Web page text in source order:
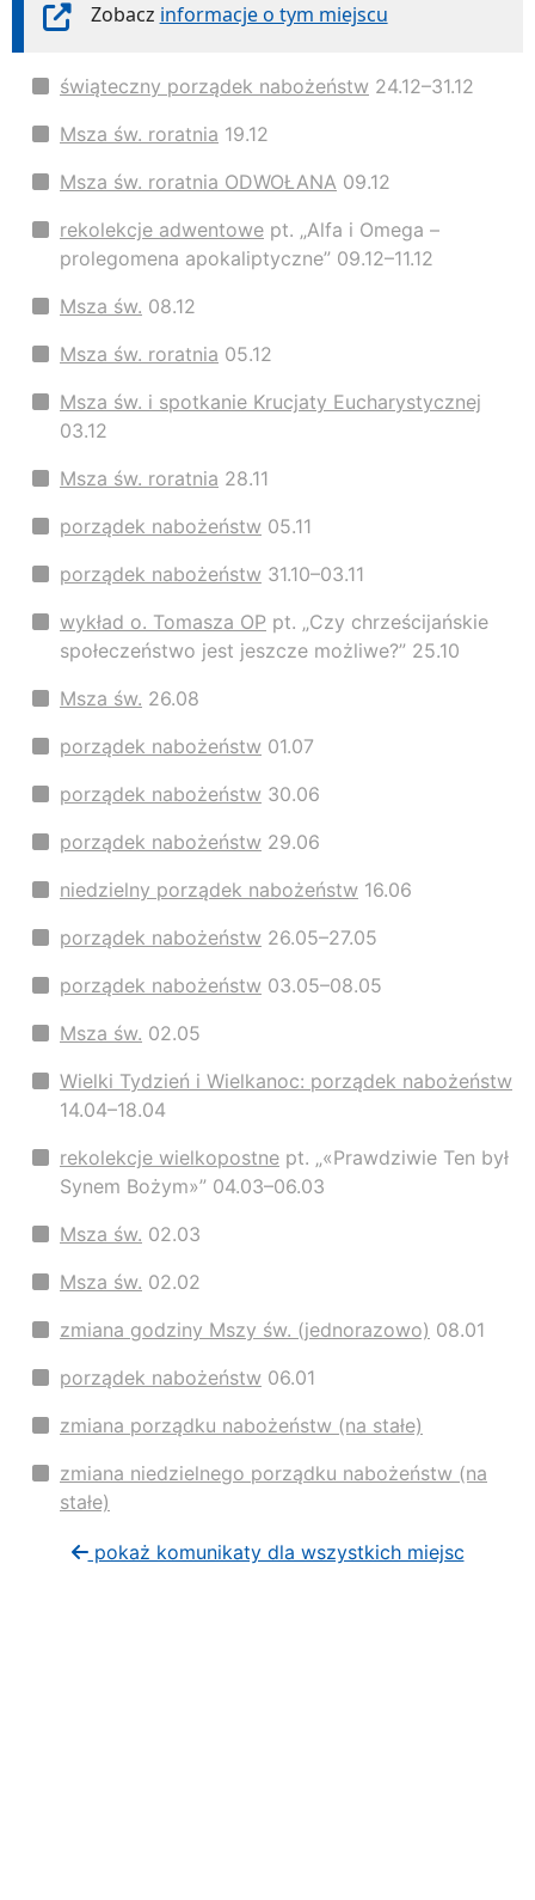
Zobacz informacje o tym miejscu
świąteczny porządek nabożeństw 24.12–31.12
Msza św. roratnia 19.12
Msza św. roratnia ODWOŁANA 09.12
rekolekcje adwentowe pt. „Alfa i Omega –
prolegomena apokaliptyczne” 09.12–11.12
Msza św. 08.12
Msza św. roratnia 05.12
Msza św. i spotkanie Krucjaty Eucharystycznej
03.12
Msza św. roratnia 28.11
porządek nabożeństw 05.11
porządek nabożeństw 31.10–03.11
wykład o. Tomasza OP pt. „Czy chrześcijańskie
społeczeństwo jest jeszcze możliwe?” 25.10
Msza św. 26.08
porządek nabożeństw 01.07
porządek nabożeństw 30.06
porządek nabożeństw 29.06
niedzielny porządek nabożeństw 16.06
porządek nabożeństw 26.05–27.05
porządek nabożeństw 03.05–08.05
Msza św. 02.05
Wielki Tydzień i Wielkanoc: porządek nabożeństw
14.04–18.04
rekolekcje wielkopostne pt. „«Prawdziwie Ten był
Synem Bożym»” 04.03–06.03
Msza św. 02.03
Msza św. 02.02
zmiana godziny Mszy św. (jednorazowo) 08.01
porządek nabożeństw 06.01
zmiana porządku nabożeństw (na stałe)
zmiana niedzielnego porządku nabożeństw (na
stałe)
pokaż komunikaty dla wszystkich miejsc